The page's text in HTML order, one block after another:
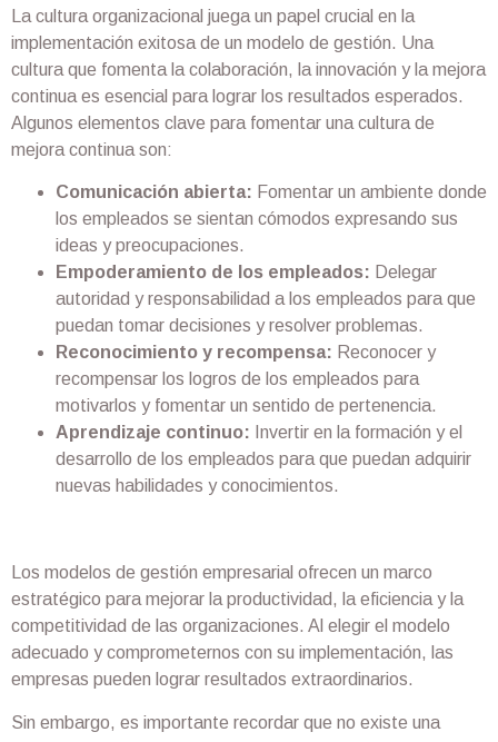
La cultura organizacional juega un papel crucial en la
implementación exitosa de un modelo de gestión. Una
cultura que fomenta la colaboración, la innovación y la mejora
continua es esencial para lograr los resultados esperados.
Algunos elementos clave para fomentar una cultura de
mejora continua son:
Comunicación abierta: Fomentar un ambiente donde
los empleados se sientan cómodos expresando sus
ideas y preocupaciones.
Empoderamiento de los empleados: Delegar
autoridad y responsabilidad a los empleados para que
puedan tomar decisiones y resolver problemas.
Reconocimiento y recompensa: Reconocer y
recompensar los logros de los empleados para
motivarlos y fomentar un sentido de pertenencia.
Aprendizaje continuo: Invertir en la formación y el
desarrollo de los empleados para que puedan adquirir
nuevas habilidades y conocimientos.
Los modelos de gestión empresarial ofrecen un marco
estratégico para mejorar la productividad, la eficiencia y la
competitividad de las organizaciones. Al elegir el modelo
adecuado y comprometernos con su implementación, las
empresas pueden lograr resultados extraordinarios.
Sin embargo, es importante recordar que no existe una